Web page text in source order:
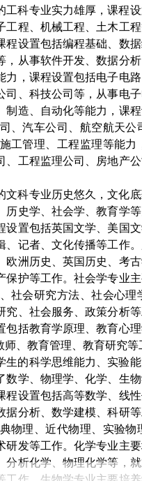
科专业实力雄厚，课程
程、机械工程、土木工
设置包括编程基础、数
从事软件开发、数据分
，课程设置包括电子电
、科技公司等，从事电
造、自动化等能力，课
、汽车公司、航空航天
工管理、工程监理等能
工程监理公司、房地产
科专业历史悠久，文化
史学、社会学、教育学
置包括英国文学、美国
记者、文化传播等工作
洲历史、英国历史、考
护等工作。社会学专业
社会研究方法、社会心
、社会服务、政策分析
括教育学原理、教育心
、教育管理、教育研究等
的科学思维能力、实验
学、物理学、化学、生
设置包括高等数学、线
分析、数学建模、科研
物理、近代物理、实验
发等工作。化学专业主
析化学、物理化学等，